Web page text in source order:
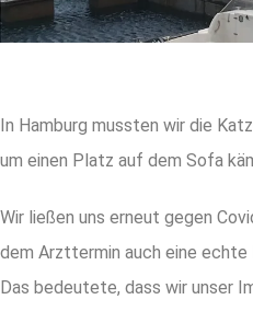
In Hamburg mussten wir die
um einen Platz auf dem Sofa
Wir ließen uns erneut gegen
dem Arzttermin auch eine
Das bedeutete, dass wir unser